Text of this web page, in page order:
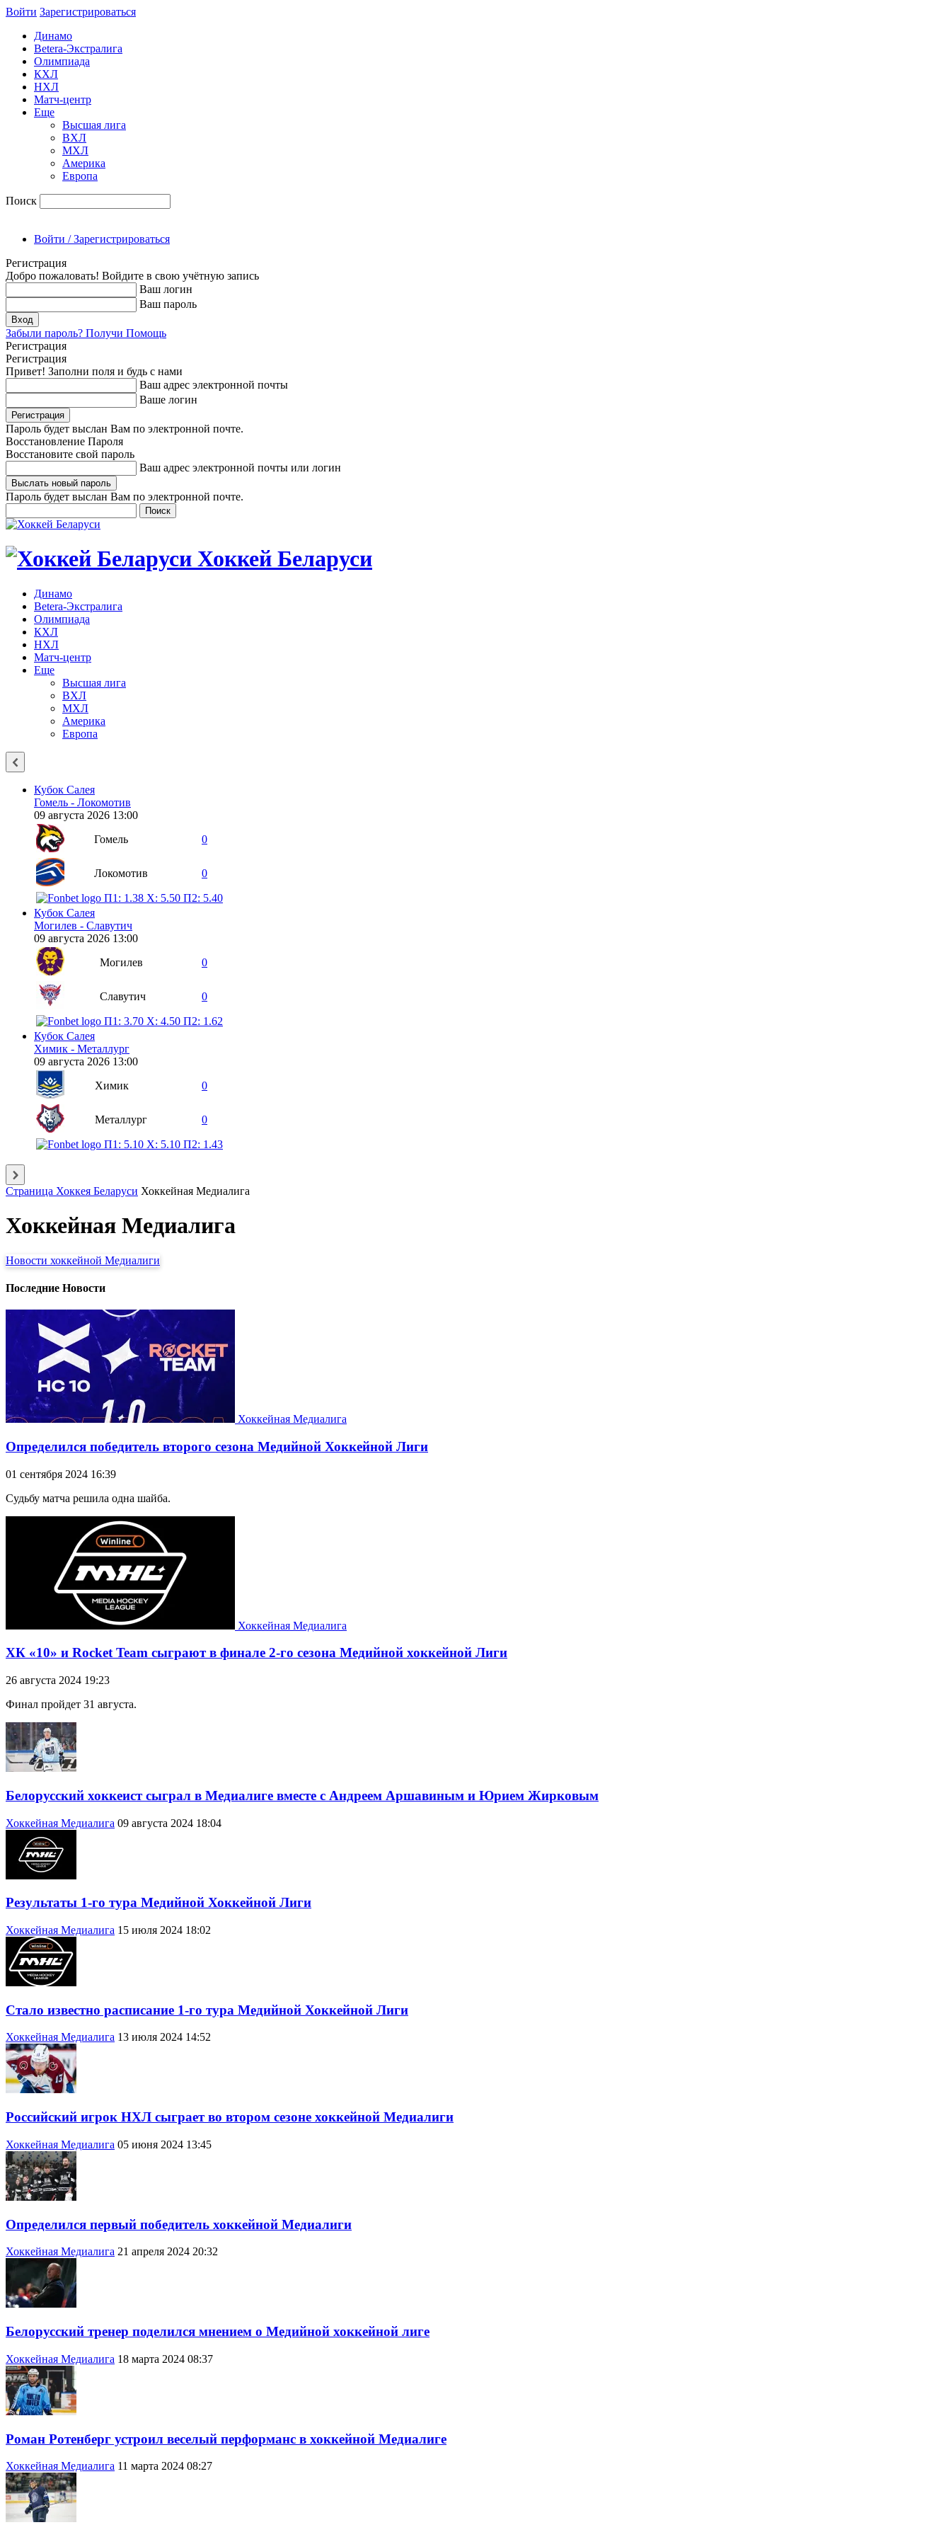
Войти Зарегиcтрироваться
Динамо
Betera-Экстралига
Олимпиада
КХЛ
НХЛ
Матч-центр
Еще
Высшая лига
ВХЛ
МХЛ
Америка
Европа
Поиск
Войти / Зарегистрироваться
Регистрация
Добро пожаловать! Войдите в свою учётную запись
Ваш логин
Ваш пароль
Забыли пароль? Получи Помощь
Регистрация
Регистрация
Привет! Заполни поля и будь с нами
Ваш адрес электронной почты
Ваше логин
Пароль будет выслан Вам по электронной почте.
Восстановление Пароля
Восстановите свой пароль
Ваш адрес электронной почты или логин
Пароль будет выслан Вам по электронной почте.
Хоккей Беларуси
Динамо
Betera-Экстралига
Олимпиада
КХЛ
НХЛ
Матч-центр
Еще
Высшая лига
ВХЛ
МХЛ
Америка
Европа
Кубок Салея
Гомель - Локомотив
09 августа 2026 13:00
Гомель
0
Локомотив 0
П1: 1.38 X: 5.50 П2: 5.40
Кубок Салея
Могилев - Славутич
09 августа 2026 13:00
Могилев
0
Славутич 0
П1: 3.70 X: 4.50 П2: 1.62
Кубок Салея
Химик - Металлург
09 августа 2026 13:00
Химик
0
Металлург 0
П1: 5.10 X: 5.10 П2: 1.43
Страница Хоккея Беларуси Хоккейная Медиалига
Хоккейная Медиалига
Новости хоккейной Медиалиги
Последние Новости
Хоккейная Медиалига
Определился победитель второго сезона Медийной Хоккейной Лиги
01 сентября 2024 16:39
Судьбу матча решила одна шайба.
Хоккейная Медиалига
ХК «10» и Rocket Team сыграют в финале 2-го сезона Медийной хоккейной Лиги
26 августа 2024 19:23
Финал пройдет 31 августа.
Белорусский хоккеист сыграл в Медиалиге вместе с Андреем Аршавиным и Юрием Жирковым
Хоккейная Медиалига 09 августа 2024 18:04
Результаты 1-го тура Медийной Хоккейной Лиги
Хоккейная Медиалига 15 июля 2024 18:02
Стало известно расписание 1-го тура Медийной Хоккейной Лиги
Хоккейная Медиалига 13 июля 2024 14:52
Российский игрок НХЛ сыграет во втором сезоне хоккейной Медиалиги
Хоккейная Медиалига 05 июня 2024 13:45
Определился первый победитель хоккейной Медиалиги
Хоккейная Медиалига 21 апреля 2024 20:32
Белорусский тренер поделился мнением о Медийной хоккейной лиге
Хоккейная Медиалига 18 марта 2024 08:37
Роман Ротенберг устроил веселый перформанс в хоккейной Медиалиге
Хоккейная Медиалига 11 марта 2024 08:27